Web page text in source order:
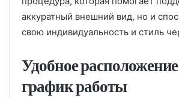
аккуратный внешний вид, но и
свою индивидуальность и стиль
Удобное
график работы